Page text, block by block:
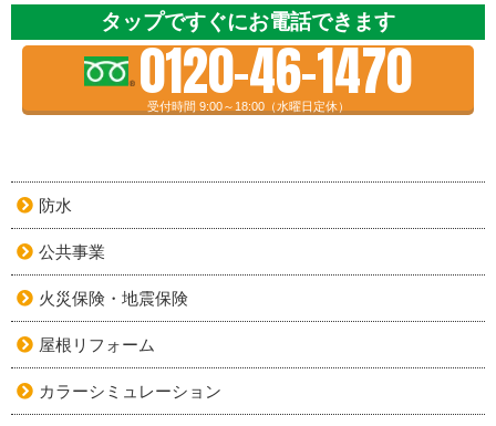
タップですぐにお電話できます
0120-46-1470
受付時間 9:00～18:00（水曜日定休）
防水
公共事業
火災保険・地震保険
屋根リフォーム
カラーシミュレーション